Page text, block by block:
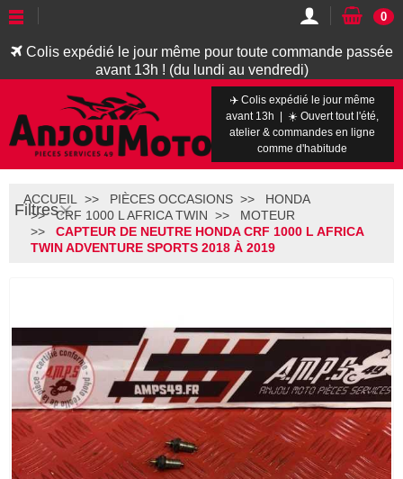
Colis expédié le jour même pour toute commande passée
avant 13h ! (du lundi au vendredi)
0
✈️ Colis expédié le jour même
avant 13h | ☀️ Ouvert tout l'été,
atelier & commandes en ligne
comme d'habitude
Filtres
ACCUEIL PIÈCES OCCASIONS
HONDA
CRF 1000 L AFRICA TWIN
MOTEUR
CAPTEUR DE NEUTRE HONDA CRF 1000 L AFRICA
TWIN ADVENTURE SPORTS 2018 À 2019